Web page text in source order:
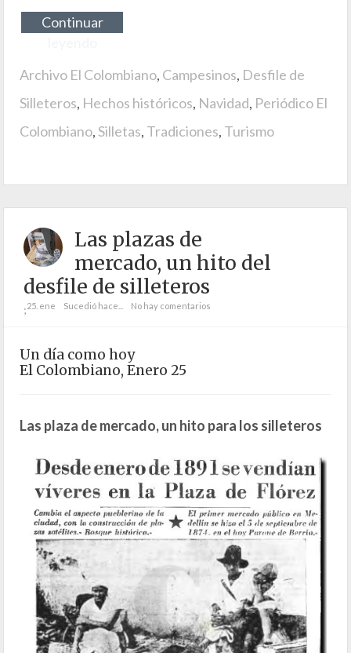
Continuar
Archivo El Colombiano, Campesinos, Desfile de
Silleteros, Hechos históricos, Navidad, Periódico El
Colombiano,Silletas, Tradiciones, Turismo
Las plazas de
mercado, un hito del
desfile de silleteros
;25. ene Sucedió hace... No hay comentarios
Un día como hoy
El Colombiano, Enero 25
Las plaza de mercado, un hito para los silleteros